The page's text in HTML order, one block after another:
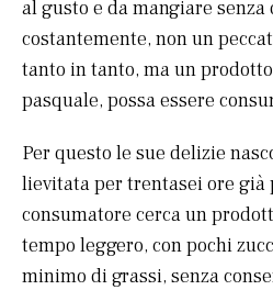
al gusto e da mangiare
costantemente, non un
tanto in tanto, ma un
pasquale, possa essere
Per questo le sue delizie
lievitata per trentasei ore già
consumatore cerca un
tempo leggero, con pochi
minimo di grassi, senza